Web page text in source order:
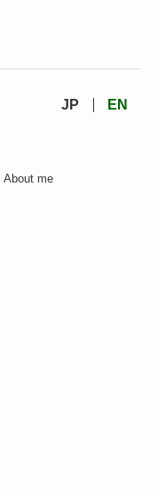
EN
JP
About me